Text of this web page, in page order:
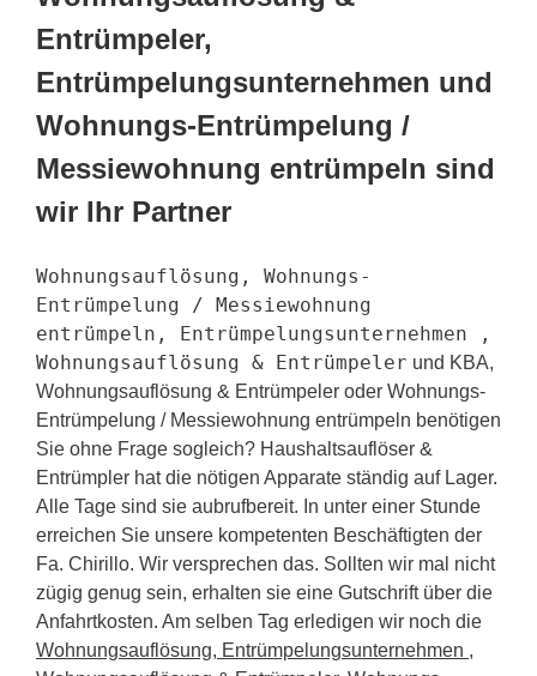
Entrümpeler,
Entrümpelungsunternehmen und
Wohnungs-Entrümpelung /
Messiewohnung entrümpeln sind
wir Ihr Partner
Wohnungsauflösung, Wohnungs-
Entrümpelung / Messiewohnung
entrümpeln, Entrümpelungsunternehmen ,
Wohnungsauflösung & Entrümpeler und KBA,
Wohnungsauflösung & Entrümpeler oder Wohnungs-
Entrümpelung / Messiewohnung entrümpeln benötigen
Sie ohne Frage sogleich? Haushaltsauflöser &
Entrümpler hat die nötigen Apparate ständig auf Lager.
Alle Tage sind sie aubrufbereit. In unter einer Stunde
erreichen Sie unsere kompetenten Beschäftigten der
Fa. Chirillo. Wir versprechen das. Sollten wir mal nicht
zügig genug sein, erhalten sie eine Gutschrift über die
Anfahrtkosten. Am selben Tag erledigen wir noch die
Wohnungsauflösung, Entrümpelungsunternehmen ,